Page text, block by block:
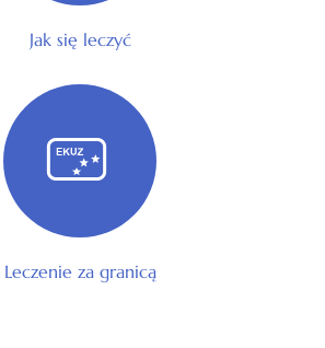
Jak się leczyć
Leczenie za granicą